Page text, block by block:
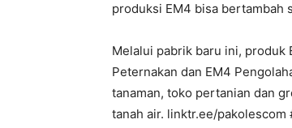
produksi EM4 bisa bertambah
Melalui pabrik baru ini, produk
Peternakan dan EM4
tanaman, toko pertanian dan
tanah air. linktr.ee/pakolescom